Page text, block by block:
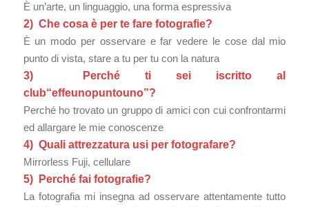
È un’arte, un linguaggio, una forma espressiva
2) Che cosa è per te fare fotografie?
È un modo per osservare e far vedere le cose dal mio
punto di vista, stare a tu per tu con la natura
3) Perché ti sei iscritto al
club“effeunopuntouno”?
Perché ho trovato un gruppo di amici con cui confrontarmi
ed allargare le mie conoscenze
4) Quali attrezzatura usi per fotografare?
Mirrorless Fuji, cellulare
5) Perché fai fotografie?
La fotografia mi insegna ad osservare attentamente tutto